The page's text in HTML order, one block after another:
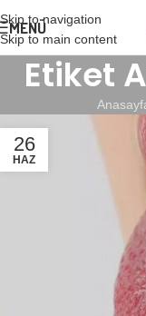
Skip to navigation
Skip to main content
MENÜ
Etiket
26
HAZ